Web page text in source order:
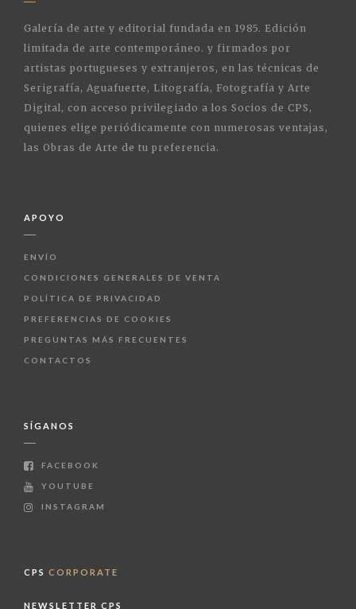
Galería de arte y editorial fundada en 1985. Edición
limitada de arte contemporáneo. y firmados por
artistas portugueses y extranjeros, en las técnicas de
Serigrafía, Aguafuerte, Litografía, Fotografía y Arte
Digital, con acceso privilegiado a los Socios de CPS,
quienes elige periódicamente con numerosas ventajas,
las Obras de Arte de tu preferencia.
APOYO
ENVÍO
CONDICIONES GENERALES DE VENTA
POLÍTICA DE PRIVACIDAD
PREFERENCIAS DE COOKIES
PREGUNTAS MÁS FRECUENTES
CONTACTOS
SÍGANOS
FACEBOOK
YOUTUBE
INSTAGRAM
CPS CORPORATE
NEWSLETTER CPS